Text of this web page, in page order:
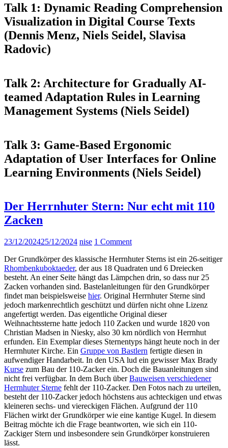
Talk 1: Dynamic Reading Comprehension
Visualization in Digital Course Texts
(Dennis Menz, Niels Seidel, Slavisa
Radovic)
Talk 2: Architecture for Gradually AI-
teamed Adaptation Rules in Learning
Management Systems (Niels Seidel)
Talk 3: Game-Based Ergonomic
Adaptation of User Interfaces for Online
Learning Environments (Niels Seidel)
Der Herrnhuter Stern: Nur echt mit 110
Zacken
23/12/202425/12/2024 nise 1 Comment
Der Grundkörper des klassische Herrnhuter Sterns ist ein 26-seitiger
Rhombenkuboktaeder, der aus 18 Quadraten und 6 Dreiecken
besteht. An einer Seite hängt das Lämpchen drin, so dass nur 25
Zacken vorhanden sind. Bastelanleitungen für den Grundkörper
findet man beispielsweise hier. Original Herrnhuter Sterne sind
jedoch markenrechtlich geschützt und dürfen nicht ohne Lizenz
angefertigt werden. Das eigentliche Original dieser
Weihnachtssterne hatte jedoch 110 Zacken und wurde 1820 von
Christian Madsen in Niesky, also 30 km nördlich von Herrnhut
erfunden. Ein Exemplar dieses Sternentyps hängt heute noch in der
Herrnhuter Kirche. Ein Gruppe von Bastlern fertigte diesen in
aufwendiger Handarbeit. In den USA lud ein gewisser Max Brady
Kurse zum Bau der 110-Zacker ein. Doch die Bauanleitungen sind
nicht frei verfügbar. In dem Buch überBauweisen verschiedener
Herrnhuter Sterne fehlt der 110-Zacker. Den Fotos nach zu urteilen,
besteht der 110-Zacker jedoch höchstens aus achteckigen und etwas
kleineren sechs- und viereckigen Flächen. Aufgrund der 110
Flächen wirkt der Grundkörper wie eine kantige Kugel. In diesem
Beitrag möchte ich die Frage beantworten, wie sich ein 110-
Zackiger Stern und insbesondere sein Grundkörper konstruieren
lässt.